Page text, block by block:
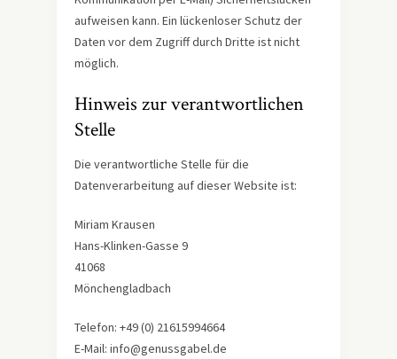
aufweisen kann. Ein lückenloser Schutz der
Daten vor dem Zugriff durch Dritte ist nicht
möglich.
Hinweis zur verantwortlichen
Stelle
Die verantwortliche Stelle für die
Datenverarbeitung auf dieser Website ist:
Miriam Krausen
Hans-Klinken-Gasse 9
41068
Mönchengladbach
Telefon: +49 (0) 21615994664
E-Mail: info@genussgabel.de